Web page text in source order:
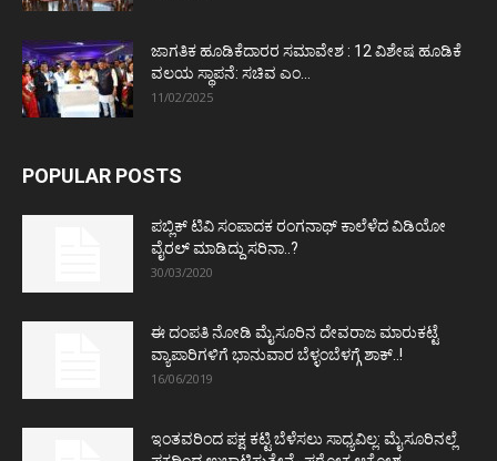
ಜಾಗತಿಕ ಹೂಡಿಕೆದಾರರ ಸಮಾವೇಶ : 12 ವಿಶೇಷ ಹೂಡಿಕೆ
ವಲಯ ಸ್ಥಾಪನೆ: ಸಚಿವ ಎಂ...
11/02/2025
POPULAR POSTS
ಪಬ್ಲಿಕ್ ಟಿವಿ ಸಂಪಾದಕ ರಂಗನಾಥ್ ಕಾಲೆಳೆದ ವಿಡಿಯೋ
ವೈರಲ್ ಮಾಡಿದ್ದು ಸರಿನಾ..?
30/03/2020
ಈ ದಂಪತಿ ನೋಡಿ ಮೈಸೂರಿನ ದೇವರಾಜ ಮಾರುಕಟ್ಟೆ
ವ್ಯಾಪಾರಿಗಳಿಗೆ ಭಾನುವಾರ ಬೆಳ್ಳಂಬೆಳಗ್ಗೆ ಶಾಕ್..!
16/06/2019
ಇಂತವರಿಂದ ಪಕ್ಷ ಕಟ್ಟಿ ಬೆಳೆಸಲು ಸಾಧ್ಯವಿಲ್ಲ: ಮೈಸೂರಿನಲ್ಲೆ